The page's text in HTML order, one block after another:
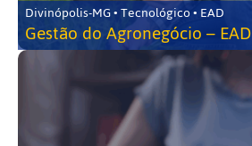
Divinópolis-MG • Tecnológico • EAD
Gestão do Agronegócio – EAD